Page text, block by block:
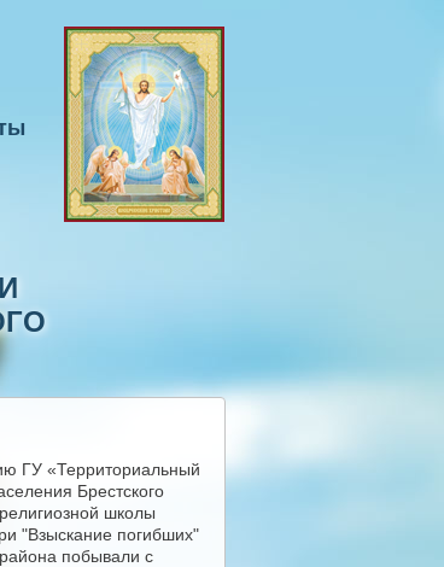
ГУ «Территориальный
Брестского
школы
"Взыскание погибших"
района побывали с